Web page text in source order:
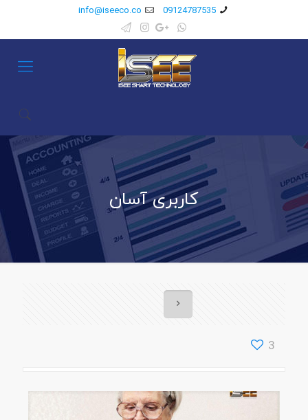
09124787535
info@iseeco.co
کاربری آسان
3